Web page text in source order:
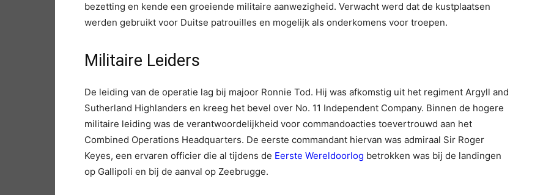
bezetting en kende een groeiende militaire aanwezigheid. Verwacht werd dat de kustplaatsen
werden gebruikt voor Duitse patrouilles en mogelijk als onderkomens voor troepen.
Militaire Leiders
De leiding van de operatie lag bij majoor Ronnie Tod. Hij was afkomstig uit het regiment Argyll and
Sutherland Highlanders en kreeg het bevel over No. 11 Independent Company. Binnen de hogere
militaire leiding was de verantwoordelijkheid voor commandoacties toevertrouwd aan het
Combined Operations Headquarters. De eerste commandant hiervan was admiraal Sir Roger
Keyes, een ervaren officier die al tijdens de Eerste Wereldoorlog betrokken was bij de landingen
op Gallipoli en bij de aanval op Zeebrugge.